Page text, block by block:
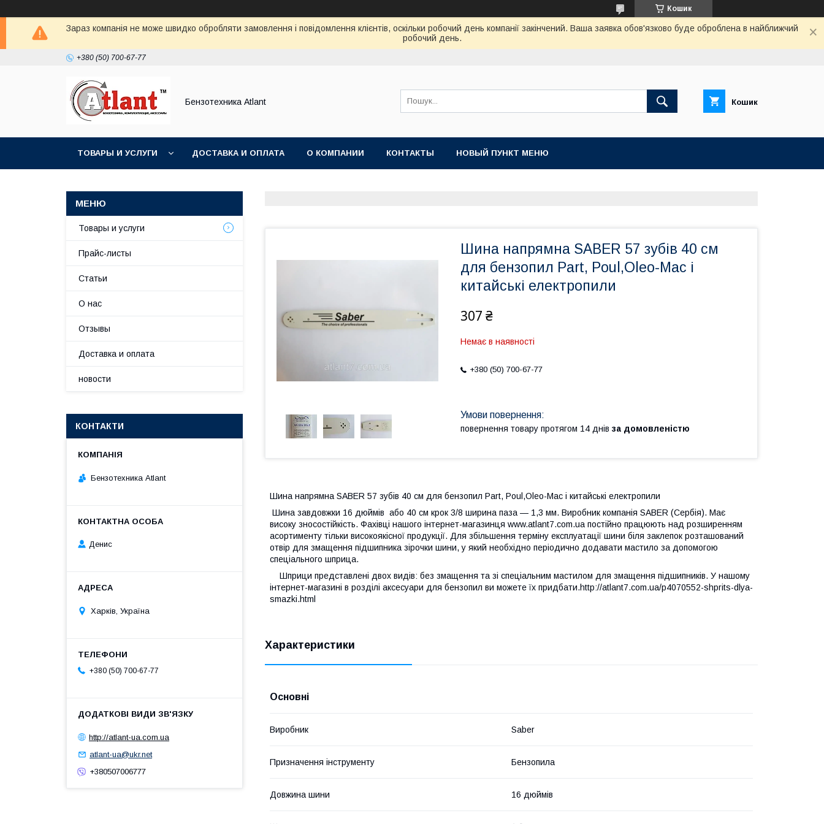
Кошик
Зараз компанія не може швидко обробляти замовлення і повідомлення клієнтів, оскільки робочий день компанії закінчений. Ваша заявка обов'язково буде оброблена в найближчий
робочий день.
+380 (50) 700-67-77
Бензотехника Atlant Кошик
ТОВАРЫ И УСЛУГИ ДОСТАВКА И ОПЛАТА О КОМПАНИИ КОНТАКТЫ НОВЫЙ ПУНКТ МЕНЮ
Шина напрямна SABER 57 зубів 40 см
для бензопил Part, Poul,Oleo-Mac і
китайські електропили
307 ₴
Немає в наявності
+380 (50) 700-67-77
повернення товару протягом 14 днів за домовленістю
Шина напрямна SABER 57 зубів 40 см для бензопил Part, Poul,Oleo-Mac і китайські електропили
Шина завдовжки 16 дюймів або 40 см крок 3/8 ширина паза — 1,3 мм. Виробник компанія SABER (Сербія). Має
високу зносостійкість. Фахівці нашого інтернет-магазинця www.atlant7.com.ua постійно працюють над розширенням
асортименту тільки високоякісної продукції. Для збільшення терміну експлуатації шини біля заклепок розташований
отвір для змащення підшипника зірочки шини, у який необхідно періодично додавати мастило за допомогою
спеціального шприца.
Шприци представлені двох видів: без змащення та зі спеціальним мастилом для змащення підшипників. У нашому
інтернет-магазині в розділі аксесуари для бензопил ви можете їх придбати.http://atlant7.com.ua/p4070552-shprits-dlya-
smazki.html
Характеристики
Основні
Виробник Saber
Призначення інструменту Бензопила
Довжина шини 16 дюймів
Товары и услуги
Прайс-листы
Статьи
О нас
Отзывы
Доставка и оплата
новости
КОНТАКТИ
Бензотехника Atlant
Денис
Харків, Україна
+380 (50) 700-67-77
http://atlant-ua.com.ua
atlant-ua@ukr.net
+380507006777